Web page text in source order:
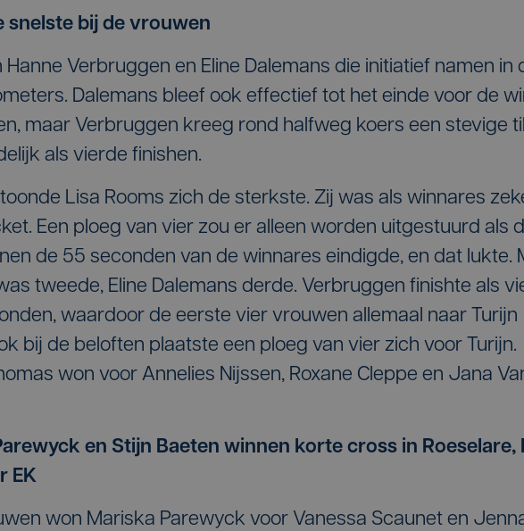
snelste bij de vrouwen
Hanne Verbruggen en Eline Dalemans die initiatief namen in
Dalemans bleef ook effectief tot het einde voor de
maar Verbruggen kreeg rond halfweg koers een stevige
als vierde finishen.
Lisa Rooms zich de sterkste. Zij was als winnares
Een ploeg van vier zou er alleen worden uitgestuurd als
de 55 seconden van de winnares eindigde, en dat lukte.
tweede, Eline Dalemans derde. Verbruggen finishte als
waardoor de eerste vier vrouwen allemaal naar Turijn
bij de beloften plaatste een ploeg van vier zich voor Turijn.
won voor Annelies Nijssen, Roxane Cleppe en Jana
en Stijn Baeten winnen korte cross in Roeselare,
EK
won Mariska Parewyck voor Vanessa Scaunet en